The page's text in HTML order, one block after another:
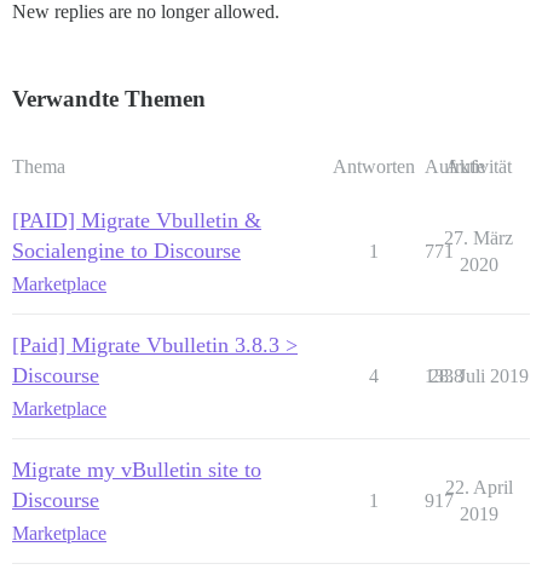
New replies are no longer allowed.
Verwandte Themen
Thema Antworten Aufrufe
Aktivität
[PAID] Migrate Vbulletin &
Socialengine to Discourse
Marketplace
1 771
27. März
2020
[Paid] Migrate Vbulletin 3.8.3 >
Discourse
Marketplace
4 1338
28. Juli 2019
Migrate my vBulletin site to
Discourse
Marketplace
1 917
22. April
2019